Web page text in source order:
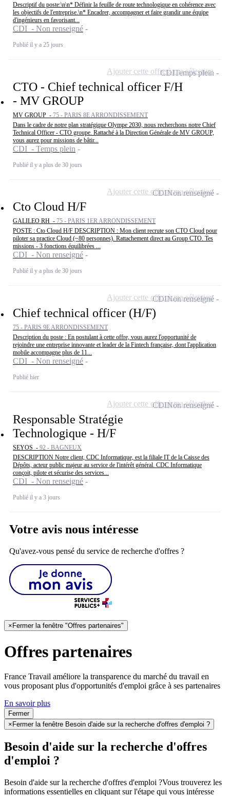
Descriptif du poste:\n\n* Définir la feuille de route technologique en cohérence avec
les objectifs de l'entreprise.\n* Encadrer, accompagner et faire grandir une équipe
d'ingénieurs en favorisant...
CDI - Non renseigné
Publié il y a 25 jours
CTO - Chief technical officer F/H
- MV GROUP
MV GROUP - 75 - PARIS 8E ARRONDISSEMENT
Dans le cadre de notre plan stratégique Olympe 2030, nous recherchons notre Chief
Technical Officer - CTO groupe. Rattaché à la Direction Générale de MV GROUP,
vous aurez pour missions de bâtir...
CDI - Temps plein
Publié il y a plus de 30 jours
CDITemps plein
Ajouter cette offre à ma sélection
Cto Cloud H/F
GALILEO RH - 75 - PARIS 1ER ARRONDISSEMENT
POSTE : Cto Cloud H/F DESCRIPTION : Mon client recrute son CTO Cloud pour
piloter sa practice Cloud (~80 personnes). Rattachement direct au Group CTO. Tes
missions - 3 fonctions équilibrées ...
CDI - Non renseigné
Publié il y a plus de 30 jours
CDINon renseigné
Ajouter cette offre à ma sélection
Chief technical officer (H/F)
75 - PARIS 9E ARRONDISSEMENT
Description du poste : En postulant à cette offre, vous aurez l'opportunité de
rejoindre une entreprise innovante et leader de la Fintech française, dont l'application
mobile accompagne plus de 11...
CDI - Non renseigné
Publié hier
CDINon renseigné
Ajouter cette offre à ma sélection
Responsable Stratégie
Technologique - H/F
SEYOS - 92 - BAGNEUX
DESCRIPTION Notre client, CDC Informatique, est la filiale IT de la Caisse des
Dépôts, acteur public majeur au service de l'intérêt général. CDC Informatique
conçoit, pilote et sécurise des services...
CDI - Non renseigné
Publié il y a 3 jours
CDINon renseigné
Ajouter cette offre à ma sélection
Votre avis nous intéresse
Qu'avez-vous pensé du service de recherche d'offres ?
× Fermer la fenêtre "Offres partenaires"
Offres partenaires
France Travail améliore la transparence du marché du travail en
vous proposant plus d'opportunités d'emploi grâce à ses partenaires
En savoir plus
Fermer
× Fermer la fenêtre Besoin d'aide sur la recherche d'offres d'emploi ?
Besoin d'aide sur la recherche d'offres
d'emploi ?
Besoin d'aide sur la recherche d'offres d'emploi ?Vous trouverez les
informations essentielles en cliquant sur l'étape qui vous intéresse